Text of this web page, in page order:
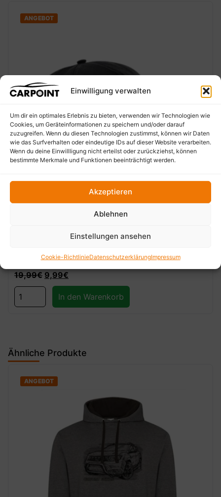
Einwilligung verwalten
Um dir ein optimales Erlebnis zu bieten, verwenden wir Technologien wie
Cookies, um Geräteinformationen zu speichern und/oder darauf
zuzugreifen. Wenn du diesen Technologien zustimmst, können wir Daten
wie das Surfverhalten oder eindeutige IDs auf dieser Website verarbeiten.
Wenn du deine Einwillligung nicht erteilst oder zurückziehst, können
bestimmte Merkmale und Funktionen beeinträchtigt werden.
Akzeptieren
Ablehnen
Einstellungen ansehen
Cookie-RichtlinieDatenschutzerklärungImpressum
‹
ANGEBOT
19,99€ 9,99€
In den Warenkorb
Ähnliche Produkte
ANGEBOT